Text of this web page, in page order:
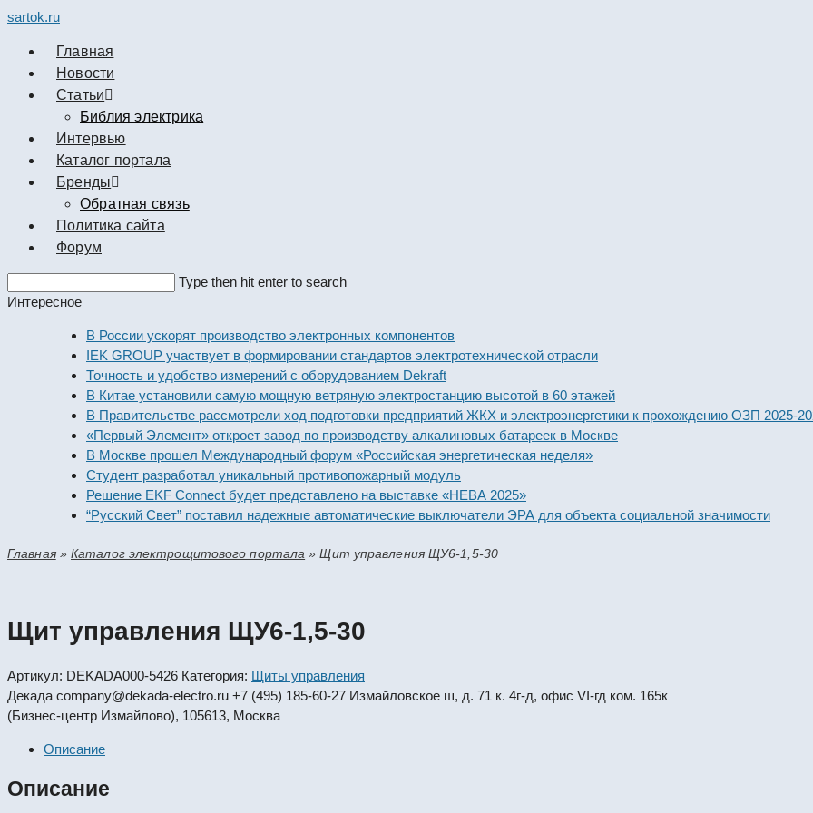
sartok.ru
Главная
Новости
Cтатьи
Библия электрика
Интервью
Каталог портала
Бренды
Обратная связь
Политика сайта
Форум
this
Type then hit enter to search
Интересное
В России ускорят производство электронных компонентов
IEK GROUP участвует в формировании стандартов электротехнической отрасли
Точность и удобство измерений с оборудованием Dekraft
В Китае установили самую мощную ветряную электростанцию высотой в 60 этажей
В Правительстве рассмотрели ход подготовки предприятий ЖКХ и электроэнергетики к прохождению ОЗП 2025-2026
«Первый Элемент» откроет завод по производству алкалиновых батареек в Москве
В Москве прошел Международный форум «Российская энергетическая неделя»
Студент разработал уникальный противопожарный модуль
Решение EKF Connect будет представлено на выставке «НЕВА 2025»
“Русский Свет” поставил надежные автоматические выключатели ЭРА для объекта социальной значимости
Главная»Каталог электрощитового портала »Щит управления ЩУ6-1,5-30
Щит управления ЩУ6-1,5-30
Артикул: DEKADA000-5426 Категория: Щиты управления
Декада company@dekada-electro.ru +7 (495) 185-60-27 Измайловское ш, д. 71 к. 4г-д, офис VI-гд ком. 165к
(Бизнес-центр Измайлово), 105613, Москва
Описание
Описание